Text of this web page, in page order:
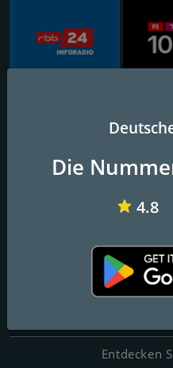
1000
FM-Frequenzen
Entdecken
Die
4.8